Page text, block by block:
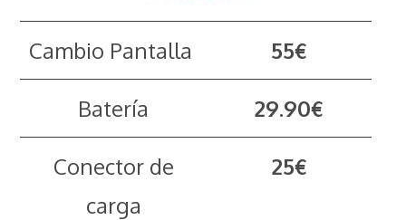
Cambio Pantalla 55€
Batería 29.90€
Conector de
carga
25€